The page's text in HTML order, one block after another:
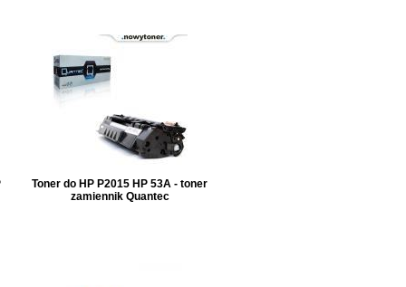
Toner do HP P2015 HP 53A - toner
zamiennik Quantec